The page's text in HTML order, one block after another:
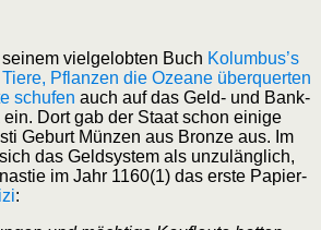
viel­ge­lob­ten Buch Kolumbus’s
Pflan­zen die Ozea­ne über­quer­ten
schu­fen auch auf das Geld- und Bank­
Dort gab der Staat schon eini­ge
Geburt Mün­zen aus Bron­ze aus. Im
das Geld­sys­tem als unzu­läng­lich,
im Jahr 1160(1) das ers­te Papier­
: